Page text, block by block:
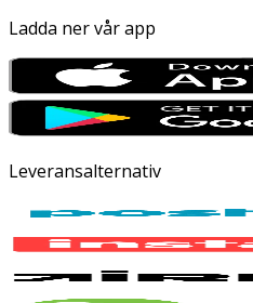
Ladda ner vår app
Leveransalternativ